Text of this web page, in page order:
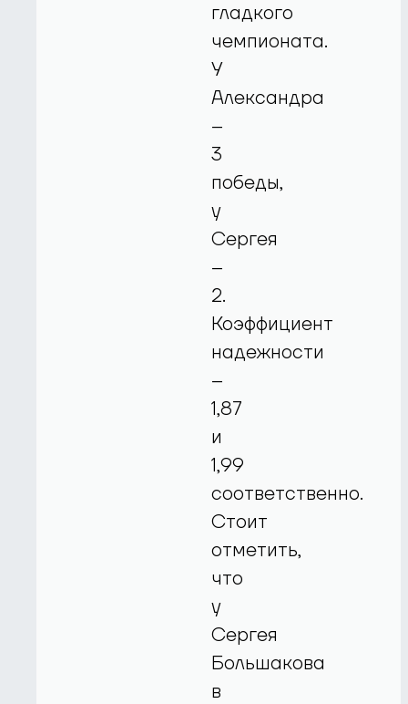
гладкого
чемпионата.
У
Александра
–
3
победы,
у
Сергея
–
2.
Коэффициент
надежности
–
1,87
и
1,99
соответственно.
Стоит
отметить,
что
у
Сергея
Большакова
в